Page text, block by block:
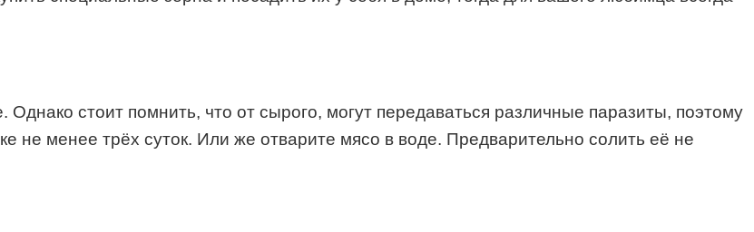
стоит помнить, что от сырого, могут передаваться различные паразиты, поэтому
не менее трёх суток. Или же отварите мясо в воде. Предварительно солить её не